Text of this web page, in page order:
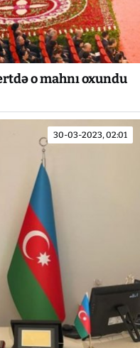
o mahnı oxundu
30-03-2023, 02:01